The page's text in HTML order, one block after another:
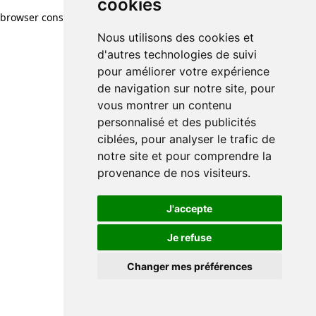
cookies
Nous utilisons des cookies et
d'autres technologies de suivi
pour améliorer votre expérience
de navigation sur notre site, pour
vous montrer un contenu
personnalisé et des publicités
ciblées, pour analyser le trafic de
notre site et pour comprendre la
provenance de nos visiteurs.
J'accepte
Je refuse
Changer mes préférences
browser console for more information)